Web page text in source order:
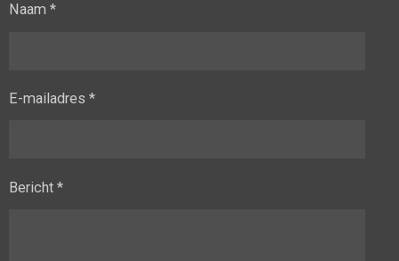
Naam *
E-mailadres *
Bericht *